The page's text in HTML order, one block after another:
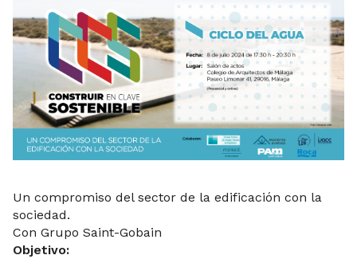
Un compromiso del sector de la edificación con la
sociedad.
Con Grupo Saint-Gobain
Objetivo: